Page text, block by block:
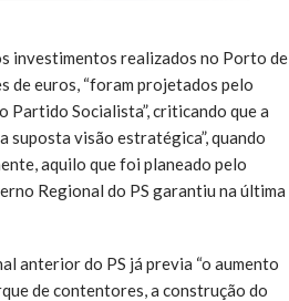
investimentos realizados no Porto de
de euros, “foram projetados pelo
Socialista”, criticando que a
suposta visão estratégica”, quando
aquilo que foi planeado pelo
Regional do PS garantiu na última
anterior do PS já previa “o aumento
de contentores, a construção do